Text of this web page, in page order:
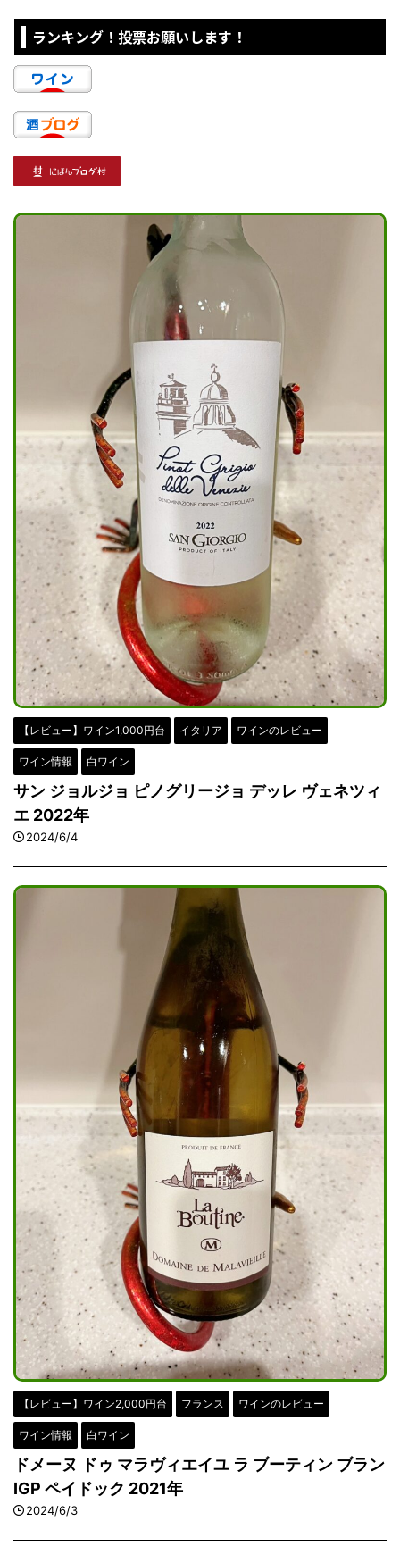
ランキング！投票お願いします！
【レビュー】ワイン1,000円台 イタリア ワインのレビュー
ワイン情報 白ワイン
サン ジョルジョ ピノグリージョ デッレ ヴェネツィ
エ 2022年
2024/6/4
【レビュー】ワイン2,000円台 フランス ワインのレビュー
ワイン情報 白ワイン
ドメーヌ ドゥ マラヴィエイユ ラ ブーティン ブラン
IGP ペイドック 2021年
2024/6/3